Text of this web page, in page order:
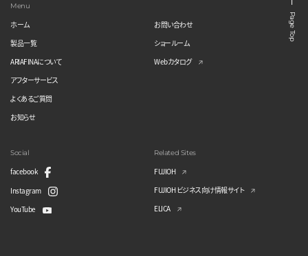
Page Top
Menu
ホーム
製品一覧
ARIAFINAについて
アフターサービス
よくあるご質問
お知らせ
お問い合わせ
ショールーム
Webカタログ
Social
facebook
Instagram
YouTube
Related Sites
FUJIOH
FUJIOH ビジネス向け情報サイト
ELICA